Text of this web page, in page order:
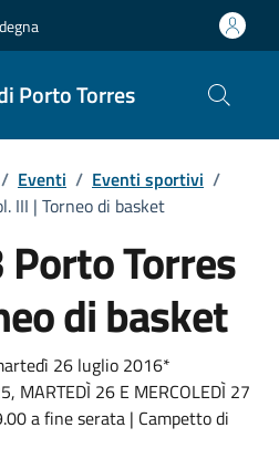
Porto Torres
/ Eventi / Eventi sportivi /
III | Torneo di basket
Torres
di basket
26 luglio 2016*
MARTEDÌ 26 E MERCOLEDÌ 27
a fine serata | Campetto di